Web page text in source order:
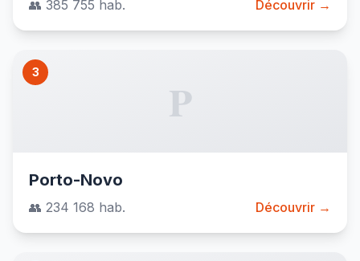
👥 385 755 hab. Découvrir →
3
P
Porto-Novo
👥 234 168 hab. Découvrir →